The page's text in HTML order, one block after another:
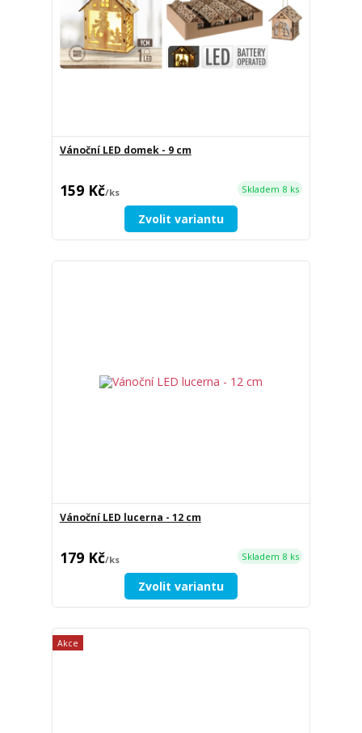
Vánoční LED domek - 9 cm
159 Kč/ks Skladem 8 ks
Zvolit variantu
Vánoční LED lucerna - 12 cm
179 Kč/ks Skladem 8 ks
Zvolit variantu
Akce